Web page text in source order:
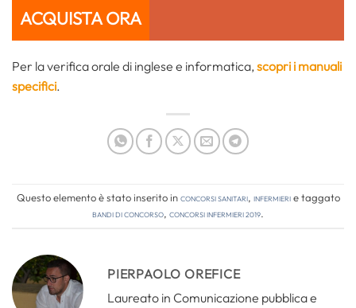
ACQUISTA ORA
Per la verifica orale di inglese e informatica, scopri i manuali
specifici.
Questo elemento è stato inserito inConcorsi Sanitari, Infermierie taggato
bandi di concorso, concorsi infermieri 2019.
PIERPAOLO OREFICE
Laureato in Comunicazione pubblica e